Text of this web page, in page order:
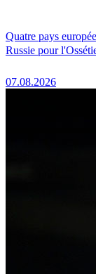
Quatre pays
Russie pour
07.08.2026